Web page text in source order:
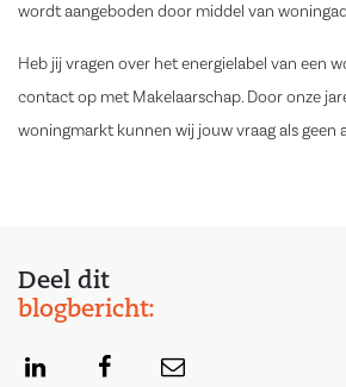
wordt aangeboden door middel van
Heb jij vragen over het energielabel van een
contact op met Makelaarschap. Door onze
woningmarkt kunnen wij jouw vraag als geen
Deel dit
blogbericht: